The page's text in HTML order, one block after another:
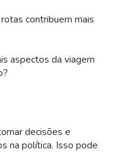
contribuem mais
aspectos da viagem
decisões e
na política. Isso pode